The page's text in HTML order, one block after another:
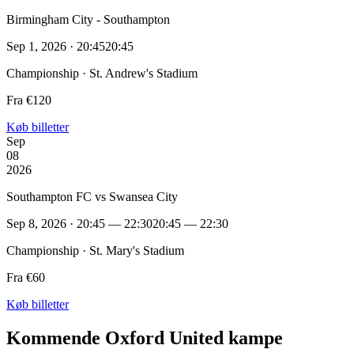
Birmingham City - Southampton
Sep 1, 2026 · 20:4520:45
Championship · St. Andrew's Stadium
Fra €120
Køb billetter
Sep
08
2026
Southampton FC vs Swansea City
Sep 8, 2026 · 20:45 — 22:3020:45 — 22:30
Championship · St. Mary's Stadium
Fra €60
Køb billetter
Kommende Oxford United kampe